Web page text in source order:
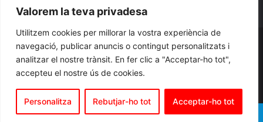
Valorem la teva privadesa
Utilitzem cookies per millorar la vostra experiència de
navegació, publicar anuncis o contingut personalitzats i
analitzar el nostre trànsit. En fer clic a "Acceptar-ho tot",
accepteu el nostre ús de cookies.
Personalitza Rebutjar-ho tot Acceptar-ho tot
© Copyright 2026, Todos los derechos reservados.
Facebook
X